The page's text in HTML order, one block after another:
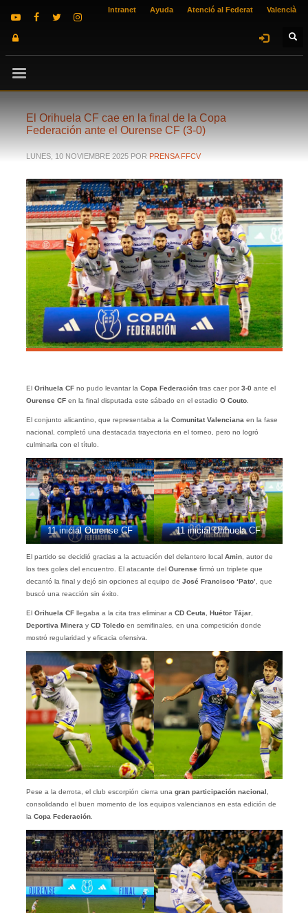
Intranet Ayuda Atenció al Federat Valencià
El Orihuela CF cae en la final de la Copa
Federación ante el Ourense CF (3-0)
LUNES, 10 NOVIEMBRE 2025 POR PRENSA FFCV
El Orihuela CFno pudo levantar la Copa Federacióntras caer por3-0 ante el
Ourense CFen la final disputada este sábado en el estadio O Couto.
El conjunto alicantino, que representaba a la Comunitat Valencianaen la fase
nacional, completó una destacada trayectoria en el torneo, pero no logró
culminarla con el título.
11 inicial Ourense CF 11 inicial Orihuela CF
El partido se decidió gracias a la actuación del delantero local Amin, autor de
los tres goles del encuentro. El atacante del Ourensefirmó un triplete que
decantó la final y dejó sin opciones al equipo de José Francisco ‘Pato’ , que
buscó una reacción sin éxito.
El Orihuela CFllegaba a la cita tras eliminar a CD Ceuta Huétor Tájar,
Deportiva Minera y CD Toledoen semifinales, en una competición donde
mostró regularidad y eficacia ofensiva.
Pese a la derrota, el club escorpión cierra una gran participación nacional,
consolidando el buen momento de los equipos valencianos en esta edición de
la Copa Federación.